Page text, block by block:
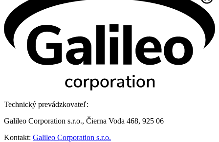
Technický prevádzkovateľ:
Galileo Corporation s.r.o., Čierna Voda 468, 925 06
Kontakt: Galileo Corporation s.r.o.